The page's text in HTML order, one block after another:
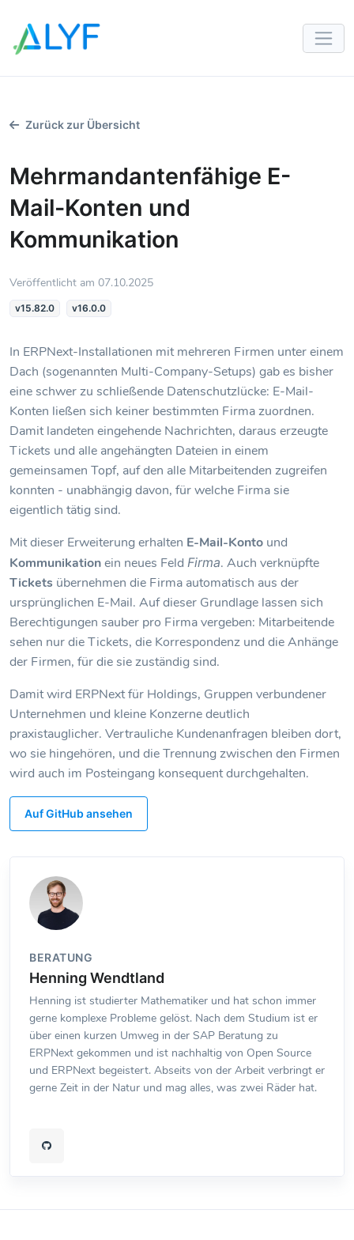
Zurück zur Übersicht
Mehrmandantenfähige E-
Mail-Konten und
Kommunikation
Veröffentlicht am 07.10.2025
v15.82.0 v16.0.0
In ERPNext-Installationen mit mehreren Firmen unter einem
Dach (sogenannten Multi-Company-Setups) gab es bisher
eine schwer zu schließende Datenschutzlücke: E-Mail-
Konten ließen sich keiner bestimmten Firma zuordnen.
Damit landeten eingehende Nachrichten, daraus erzeugte
Tickets und alle angehängten Dateien in einem
gemeinsamen Topf, auf den alle Mitarbeitenden zugreifen
konnten - unabhängig davon, für welche Firma sie
eigentlich tätig sind.
Mit dieser Erweiterung erhalten E-Mail-Konto und
Kommunikationein neues Feld Firma. Auch verknüpfte
Tickets übernehmen die Firma automatisch aus der
ursprünglichen E-Mail. Auf dieser Grundlage lassen sich
Berechtigungen sauber pro Firma vergeben: Mitarbeitende
sehen nur die Tickets, die Korrespondenz und die Anhänge
der Firmen, für die sie zuständig sind.
Damit wird ERPNext für Holdings, Gruppen verbundener
Unternehmen und kleine Konzerne deutlich
praxistauglicher. Vertrauliche Kundenanfragen bleiben dort,
wo sie hingehören, und die Trennung zwischen den Firmen
wird auch im Posteingang konsequent durchgehalten.
Auf GitHub ansehen
BERATUNG
Henning Wendtland
Henning ist studierter Mathematiker und hat schon immer
gerne komplexe Probleme gelöst. Nach dem Studium ist er
über einen kurzen Umweg in der SAP Beratung zu
ERPNext gekommen und ist nachhaltig von Open Source
und ERPNext begeistert. Abseits von der Arbeit verbringt er
gerne Zeit in der Natur und mag alles, was zwei Räder hat.